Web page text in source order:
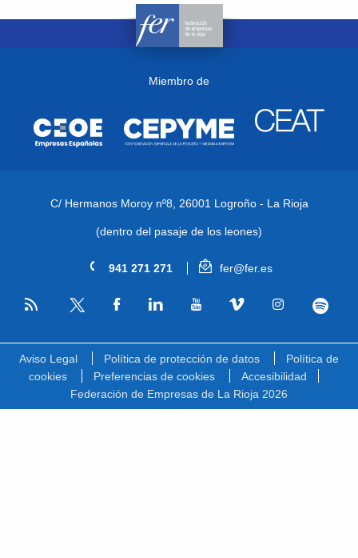
Miembro de
C/ Hermanos Moroy nº8, 26001 Logroño - La Rioja
(dentro del pasaje de los leones)
941 271 271 fer@fer.es
RSS
Aviso Legal Política de protección de datos
Política de
cookies
Preferencias de cookies
Accesibilidad
Federación de Empresas de La Rioja 2026